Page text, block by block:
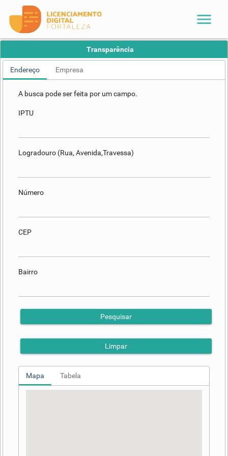
menu
Transparência
Endereço Empresa
A busca pode ser feita por um campo.
IPTU
Logradouro (Rua, Avenida,Travessa)
Número
CEP
Bairro
Pesquisar
Limpar
Mapa Tabela